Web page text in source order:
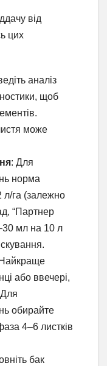
від
цих
аналіз
щоб
може
: Для
норма
л/га (залежно
“Партнер
мл на 10 л
або ввечері,
обирайте
4–6 листків
бак